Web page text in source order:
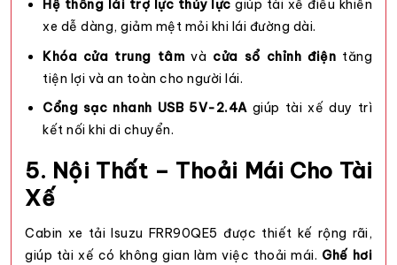
Hệ thống lái trợ lực thủy lực giúp tài xế điều khiển
xe dễ dàng, giảm mệt mỏi khi lái đường dài.
Khóa cửa trung tâm và cửa sổ chỉnh điện tăng
tiện lợi và an toàn cho người lái.
Cổng sạc nhanh USB 5V-2.4Agiúp tài xế duy trì
kết nối khi di chuyển.
5. Nội Thất – Thoải Mái Cho Tài
Xế
Cabin xe tải Isuzu FRR90QE5 được thiết kế rộng rãi,
giúp tài xế có không gian làm việc thoải mái. Ghế hơi